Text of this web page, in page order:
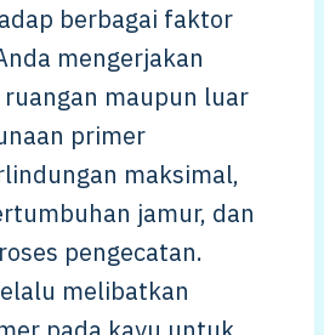
berbagai faktor
mengerjakan
maupun luar
primer
maksimal,
jamur, dan
pengecatan.
melibatkan